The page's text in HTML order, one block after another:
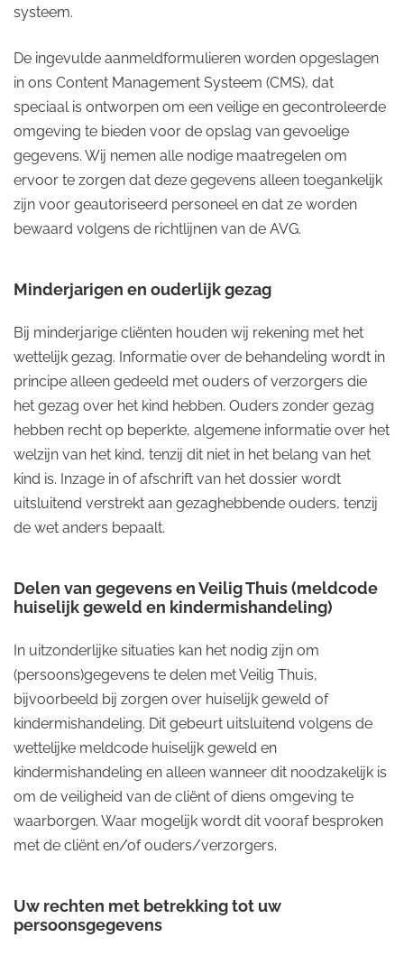
systeem.
De ingevulde aanmeldformulieren worden opgeslagen
in ons Content Management Systeem (CMS), dat
speciaal is ontworpen om een veilige en gecontroleerde
omgeving te bieden voor de opslag van gevoelige
gegevens. Wij nemen alle nodige maatregelen om
ervoor te zorgen dat deze gegevens alleen toegankelijk
zijn voor geautoriseerd personeel en dat ze worden
bewaard volgens de richtlijnen van de AVG.
Minderjarigen en ouderlijk gezag
Bij minderjarige cliënten houden wij rekening met het
wettelijk gezag. Informatie over de behandeling wordt in
principe alleen gedeeld met ouders of verzorgers die
het gezag over het kind hebben. Ouders zonder gezag
hebben recht op beperkte, algemene informatie over het
welzijn van het kind, tenzij dit niet in het belang van het
kind is. Inzage in of afschrift van het dossier wordt
uitsluitend verstrekt aan gezaghebbende ouders, tenzij
de wet anders bepaalt.
Delen van gegevens en Veilig Thuis (meldcode
huiselijk geweld en kindermishandeling)
In uitzonderlijke situaties kan het nodig zijn om
(persoons)gegevens te delen met Veilig Thuis,
bijvoorbeeld bij zorgen over huiselijk geweld of
kindermishandeling. Dit gebeurt uitsluitend volgens de
wettelijke meldcode huiselijk geweld en
kindermishandeling en alleen wanneer dit noodzakelijk is
om de veiligheid van de cliënt of diens omgeving te
waarborgen. Waar mogelijk wordt dit vooraf besproken
met de cliënt en/of ouders/verzorgers.
Uw rechten met betrekking tot uw
persoonsgegevens